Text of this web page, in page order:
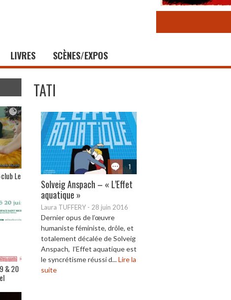
LIVRES SCÈNES/EXPOS
TATI
1
Solveig Anspach – « L’Effet
aquatique »
Laura TUFFERY - 28 juin 2016
Dernier opus de l’œuvre
humaniste féministe, drôle, et
totalement décalée de Solveig
Anspach, l’Effet aquatique est
le syncrétisme réussi d...Lire la
suite
Le
& 20